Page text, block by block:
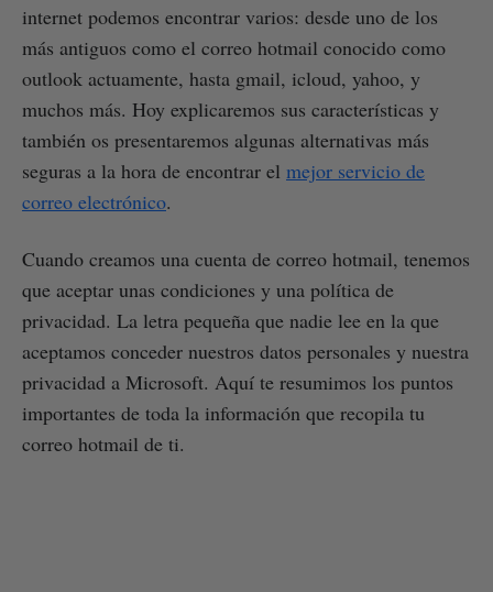
internet podemos encontrar varios: desde uno de los
más antiguos como el correo hotmail conocido como
outlook actuamente, hasta gmail, icloud, yahoo, y
muchos más. Hoy explicaremos sus características y
también os presentaremos algunas alternativas más
seguras a la hora de encontrar el mejor servicio de
correo electrónico.
Cuando creamos una cuenta de correo hotmail, tenemos
que aceptar unas condiciones y una política de
privacidad. La letra pequeña que nadie lee en la que
aceptamos conceder nuestros datos personales y nuestra
privacidad a Microsoft. Aquí te resumimos los puntos
importantes de toda la información que recopila tu
correo hotmail de ti.